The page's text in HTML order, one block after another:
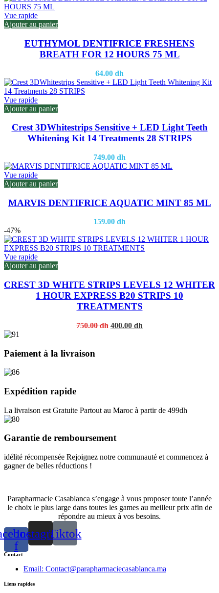
Vue rapide
Ajouter au panier
EUTHYMOL DENTIFRICE FRESHENS
BREATH FOR 12 HOURS 75 ML
64.00 dh
Vue rapide
Ajouter au panier
Crest 3DWhitestrips Sensitive + LED Light Teeth
Whitening Kit 14 Treatments 28 STRIPS
749.00 dh
Vue rapide
Ajouter au panier
MARVIS DENTIFRICE AQUATIC MINT 85 ML
159.00 dh
-47%
Vue rapide
Ajouter au panier
CREST 3D WHITE STRIPS LEVELS 12 WHITER
1 HOUR EXPRESS B20 STRIPS 10
TREATMENTS
750.00dh Original
400.00 dh
Paiement à la livraison
Expédition rapide
La livraison est Gratuite Partout au Maroc à partir de 499dh
Garantie de remboursement
idélité récompensée Rejoignez notre communauté et commencez à
gagner de belles réductions !
Parapharmacie Casablanca s’engage à vous proposer toute l’année
le choix le plus large dans toutes les games au meilleur prix afin de
répondre au mieux à vos besoins.
f
InstagramTiktok
Contact
Email: Contact@parapharmaciecasablanca.ma
Liens rapides